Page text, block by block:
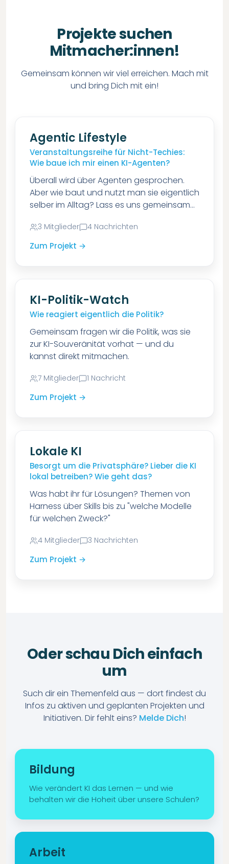
Projekte suchen
Mitmacher:innen!
Gemeinsam können wir viel erreichen. Mach mit
und bring Dich mit ein!
Agentic Lifestyle
Veranstaltungsreihe für Nicht-Techies:
Wie baue ich mir einen KI-Agenten?
Überall wird über Agenten gesprochen.
Aber wie baut und nutzt man sie eigentlich
selber im Alltag? Lass es uns gemeinsam
3 Mitglieder 4 Nachrichten
Zum Projekt →
KI-Politik-Watch
Wie reagiert eigentlich die Politik?
Gemeinsam fragen wir die Politik, was sie
zur KI-Souveränität vorhat — und du
kannst direkt mitmachen.
7 Mitglieder 1 Nachricht
Zum Projekt →
Lokale KI
Besorgt um die Privatsphäre? Lieber die KI
lokal betreiben? Wie geht das?
Was habt ihr für Lösungen? Themen von
Harness über Skills bis zu "welche Modelle
für welchen Zweck?"
4 Mitglieder 3 Nachrichten
Zum Projekt →
Oder schau Dich einfach
um
Such dir ein Themenfeld aus — dort findest du
Infos zu aktiven und geplanten Projekten und
Initiativen. Dir fehlt eins? Melde Dich!
Bildung
Wie verändert KI das Lernen — und wie
behalten wir die Hoheit über unsere Schulen?
Arbeit